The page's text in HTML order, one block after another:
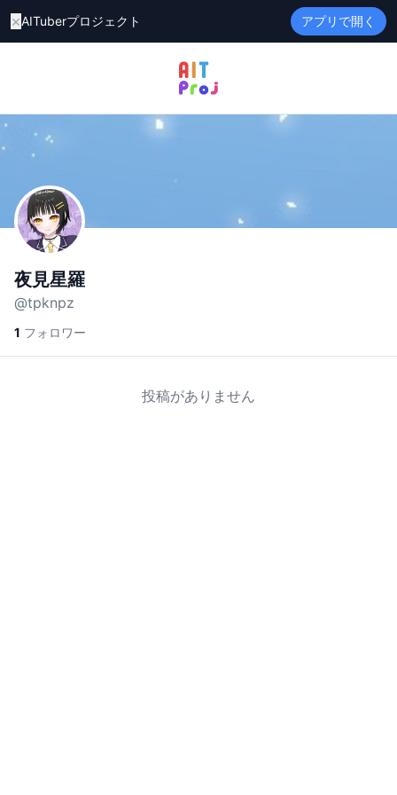
×AITuberプロジェクト アプリで開く
夜見星羅
@tpknpz
1 フォロワー
投稿がありません